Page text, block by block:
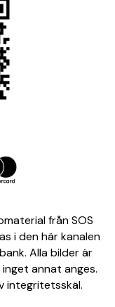
från SOS
i den här kanalen
Alla bilder är
annat anges.
integritetsskäl.